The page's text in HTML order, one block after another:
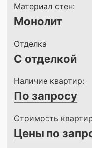
Материал стен:
Монолит
Отделка
С отделкой
Наличие квартир:
По запросу
Стоимость
Цены по